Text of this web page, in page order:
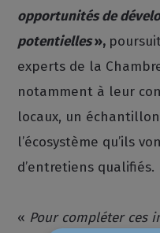
opportunités de
potentielles»,
experts de la
notamment à leur
locaux, un
l’écosystème qu’ils
d’entretiens qualifiés.
« Pour compléter ces